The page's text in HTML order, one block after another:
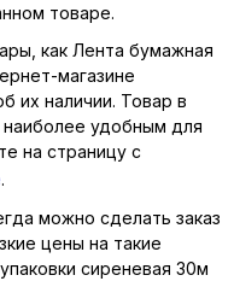
товаре.
как Лента бумажная
магазине
их наличии. Товар в
удобным для
на страницу с
.
можно сделать заказ
цены на такие
сиреневая 30м